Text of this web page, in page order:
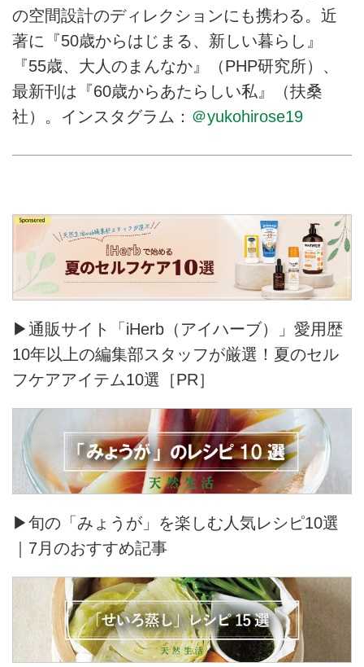
の空間設計のディレクションにも携わる。近
著に『50歳からはじまる、新しい暮らし』
『55歳、大人のまんなか』（PHP研究所）、
最新刊は『60歳からあたらしい私』（扶桑
社）。インスタグラム： ＠yukohirose19
▶通販サイト「iHerb（アイハーブ）」愛用歴
10年以上の編集部スタッフが厳選！夏のセル
フケアアイテム10選［PR］
▶旬の「みょうが」を楽しむ人気レシピ10選
｜7月のおすすめ記事